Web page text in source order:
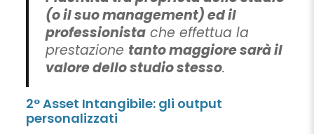
(o il suo management) ed il
professionistache effettua la
prestazione tanto maggiore sarà il
valore dello studio stesso.
2° Asset Intangibile: gli output
personalizzati